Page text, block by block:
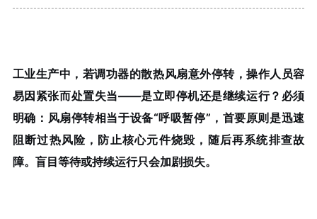
工业生产中，若调功器的散热风扇意外停转，操作人员容
易因紧张而处置失当——是立即停机还是继续运行？必须
明确：风扇停转相当于设备“呼吸暂停”，首要原则是迅速
阻断过热风险，防止核心元件烧毁，随后再系统排查故
障。盲目等待或持续运行只会加剧损失。